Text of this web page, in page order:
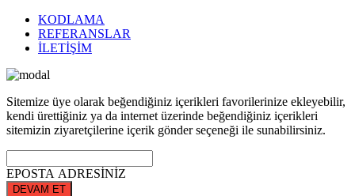
KODLAMA
REFERANSLAR
İLETİŞİM
Sitemize üye olarak beğendiğiniz içerikleri favorilerinize ekleyebilir,
kendi ürettiğiniz ya da internet üzerinde beğendiğiniz içerikleri
sitemizin ziyaretçilerine içerik gönder seçeneği ile sunabilirsiniz.
EPOSTA ADRESİNİZ
DEVAM ET